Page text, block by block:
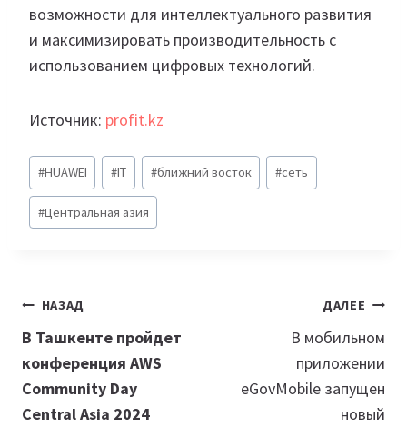
возможности для интеллектуального развития
и максимизировать производительность с
использованием цифровых технологий.
Источник: profit.kz
Метки
записи:
#HUAWEI #IT #ближний восток #сеть
#Центральная азия
Навигация
по
записям
НАЗАД
В Ташкенте пройдет
конференция AWS
Community Day
Central Asia 2024
ДАЛЕЕ
В мобильном
приложении
eGovMobile запущен
новый